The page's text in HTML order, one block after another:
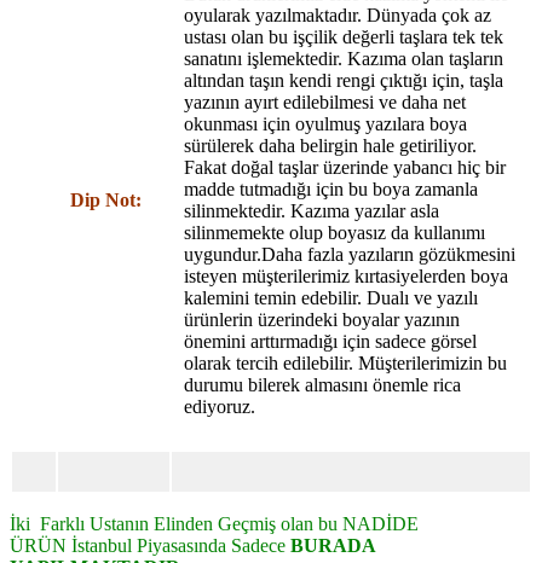
Dip Not:
oyularak yazılmaktadır. Dünyada çok az
ustası olan bu işçilik değerli taşlara tek tek
sanatını işlemektedir. Kazıma olan taşların
altından taşın kendi rengi çıktığı için, taşla
yazının ayırt edilebilmesi ve daha net
okunması için oyulmuş yazılara boya
sürülerek daha belirgin hale getiriliyor.
Fakat doğal taşlar üzerinde yabancı hiç bir
madde tutmadığı için bu boya zamanla
silinmektedir. Kazıma yazılar asla
silinmemekte olup boyasız da kullanımı
uygundur.Daha fazla yazıların gözükmesini
isteyen müşterilerimiz kırtasiyelerden boya
kalemini temin edebilir. Dualı ve yazılı
ürünlerin üzerindeki boyalar yazının
önemini arttırmadığı için sadece görsel
olarak tercih edilebilir. Müşterilerimizin bu
durumu bilerek almasını önemle rica
ediyoruz.
İki Farklı Ustanın Elinden Geçmiş olan bu NADİDE
ÜRÜN İstanbul Piyasasında Sadece BURADA